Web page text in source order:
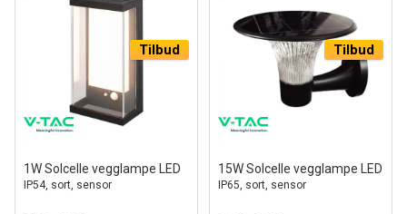
Tilbud
1W Solcelle vegglampe LED
IP54, sort, sensor
Tilbud
15W Solcelle vegglampe LED
IP65, sort, sensor